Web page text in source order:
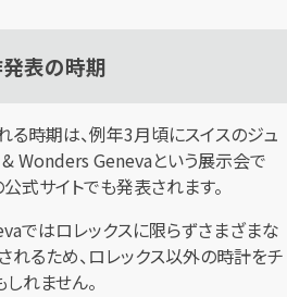
表の時期
る時期は、例年3月頃にスイスのジュ
Wonders Genevaという展示会で
公式サイトでも発表されます。
ではロレックスに限らずさまざまな
るため、ロレックス以外の時計をチ
れません。